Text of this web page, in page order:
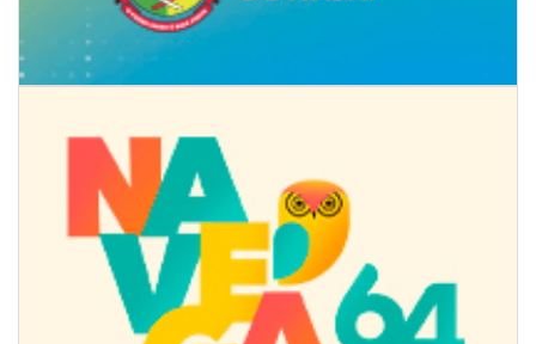
Univali e Câmara de Vereadores de Itajaí reúnem especialistas para
discutir políticas públicas e inovação
BALNEÁRIO CAMBORIÚ